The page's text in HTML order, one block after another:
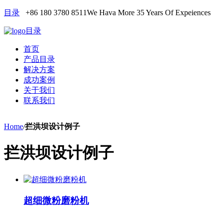
目录 +86 180 3780 8511We Hava More 35 Years Of Expeiences
目录
首页
产品目录
解决方案
成功案例
关于我们
联系我们
Home/拦洪坝设计例子
拦洪坝设计例子
超细微粉磨粉机